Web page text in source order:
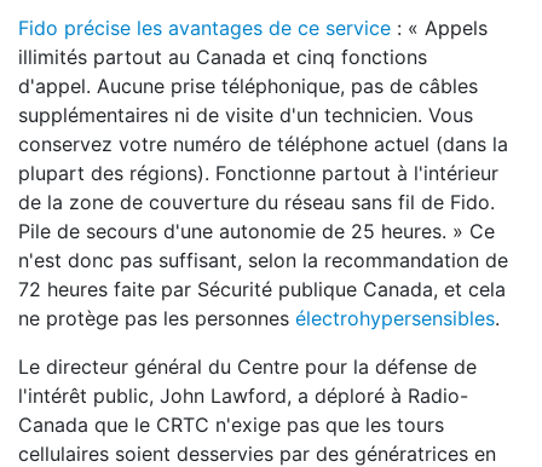
Fido précise les avantages de ce service : « Appels
illimités partout au Canada et cinq fonctions
d'appel. Aucune prise téléphonique, pas de câbles
supplémentaires ni de visite d'un technicien. Vous
conservez votre numéro de téléphone actuel (dans la
plupart des régions). Fonctionne partout à l'intérieur
de la zone de couverture du réseau sans fil de Fido.
Pile de secours d'une autonomie de 25 heures. » Ce
n'est donc pas suffisant, selon la recommandation de
72 heures faite par Sécurité publique Canada, et cela
ne protège pas les personnes électrohypersensibles.
Le directeur général du Centre pour la défense de
l'intérêt public, John Lawford, a déploré à Radio-
Canada que le CRTC n'exige pas que les tours
cellulaires soient desservies par des génératrices en